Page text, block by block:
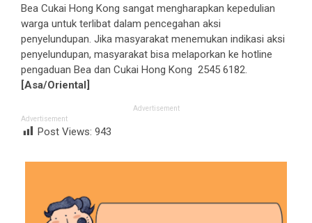
Bea Cukai Hong Kong sangat mengharapkan kepedulian
warga untuk terlibat dalam pencegahan aksi
penyelundupan. Jika masyarakat menemukan indikasi aksi
penyelundupan, masyarakat bisa melaporkan ke hotline
pengaduan Bea dan Cukai Hong Kong 2545 6182.
[Asa/Oriental]
Advertisement
Advertisement
Post Views: 943